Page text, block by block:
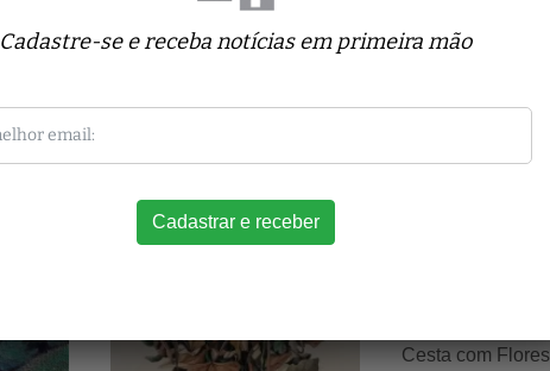
Obras relacionadas
Cesta com Flores
Cadastre-se e receba notícias em primeira mão